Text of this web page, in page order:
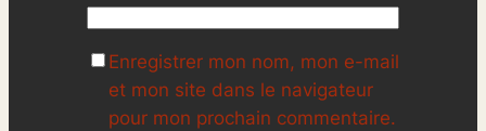
Enregistrer mon nom, mon e-mail
et mon site dans le navigateur
pour mon prochain commentaire.